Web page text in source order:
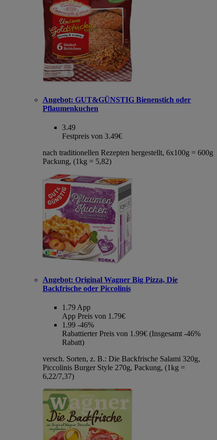
Angebot: GUT&GÜNSTIG Bienenstich oder
Pflaumenkuchen
3.49
Festpreis von 3.49€
nach traditionellen Rezepten hergestellt, 6x100g = 600g
Packung, (1kg = 5,82)
Angebot: Original Wagner Big Pizza, Die
Backfrische oder Piccolinis
1.79App
App Preis von 1.79€
1.99 -46%
Rabattierter Preis von 1.99€ (Insgesamt -46%
Rabatt)
versch. Sorten, z. B.: Die Backfrische Salami 320g,
Piccolinis Burger Style 270g, Packung, (1kg =
6,22/7,37)